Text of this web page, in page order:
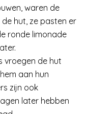
waren de
hut, ze pasten er
ronde limonade
vroegen de hut
aan hun
zijn ook
later hebben